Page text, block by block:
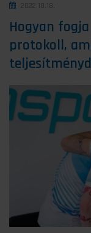
2022.10.18.
Hogyan
protokoll,